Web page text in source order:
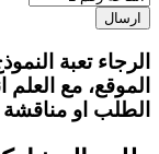
ارسال
الرجاء تعبة
الموقع، مع
الطلب او